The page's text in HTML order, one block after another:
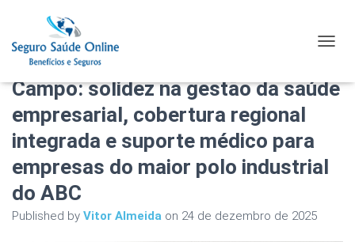
Plano de Saúde Corporativo
UniHosp em São Bernardo do
Campo: solidez na gestão da saúde
empresarial, cobertura regional
integrada e suporte médico para
empresas do maior polo industrial
do ABC
Published by Vitor Almeida on 24 de dezembro de 2025